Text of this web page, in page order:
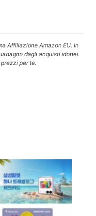
Affiliazione Amazon EU. In
dagli acquisti idonei.
per te.